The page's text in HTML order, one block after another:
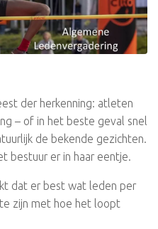
der herkenning: atleten
– of in het beste geval snel
de bekende gezichten.
bestuur er in haar eentje.
dat er best wat leden per
zijn met hoe het loopt